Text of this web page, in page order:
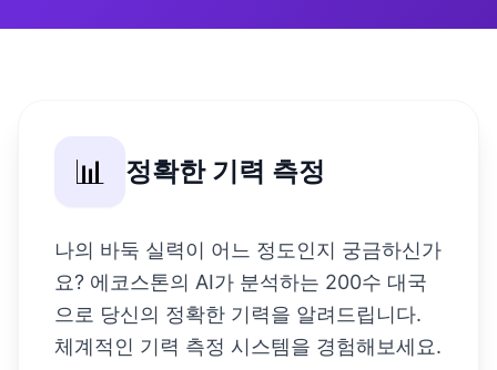
📊 정확한 기력 측정
나의 바둑 실력이 어느 정도인지 궁금하신가
요? 에코스톤의 AI가 분석하는 200수 대국
으로 당신의 정확한 기력을 알려드립니다.
체계적인 기력 측정 시스템을 경험해보세요.